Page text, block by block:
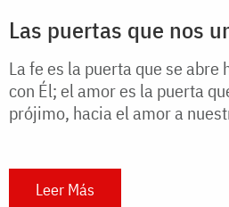
Las puertas que nos
La fe es la puerta que se abre
con Él; el amor es la puerta
prójimo, hacia el amor a
Leer Más